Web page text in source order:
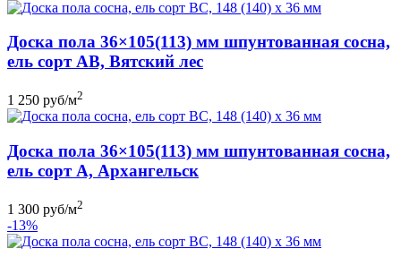
Доска пола 36×105(113) мм шпунтованная сосна,
ель сорт АB, Вятский лес
1 250 руб/м2
Доска пола 36×105(113) мм шпунтованная сосна,
ель сорт А, Архангельск
1 300 руб/м2
-13%